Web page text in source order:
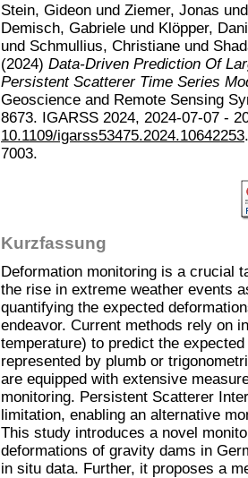
Stein, Gideon und Ziemer, Jonas
Demisch, Gabriele und Klöpper,
und Schmullius, Christiane und
(2024) Data-Driven Prediction Of
Persistent Scatterer Time Series
Geoscience and Remote Sensing
8673. IGARSS 2024, 2024-07-07 -
10.1109/igarss53475.2024.10642253
7003.
Kurzfassung
Deformation monitoring is a crucial
the rise in extreme weather events
quantifying the expected
endeavor. Current methods rely on
temperature) to predict the
represented by plumb or
are equipped with extensive
monitoring. Persistent Scatterer
limitation, enabling an alternative
This study introduces a novel
deformations of gravity dams in
in situ data. Further, it proposes a